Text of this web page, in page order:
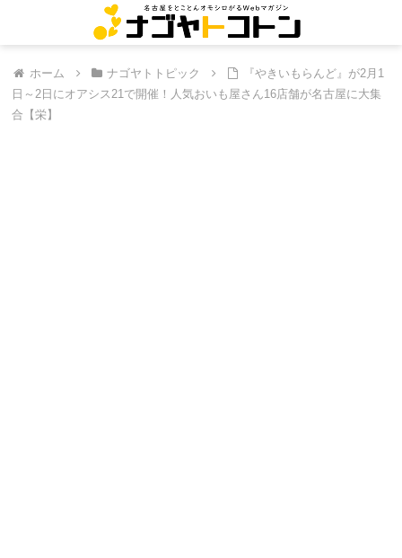
ホーム ナゴヤトトピック
『やきいもらんど』が2月1
日～2日にオアシス21で開催！人気おいも屋さん16店舗が名古屋に大集
合【栄】